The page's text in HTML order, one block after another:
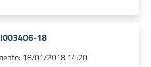
18
18/01/2018 14:20